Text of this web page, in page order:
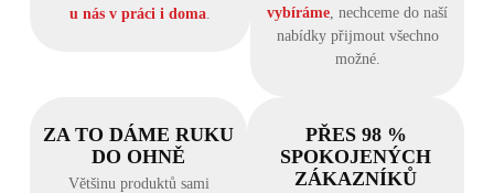
u nás v práci i doma.
vybíráme, nechceme do naší
nabídky přijmout všechno
možné.
ZA TO DÁME RUKU
DO OHNĚ
Většinu produktů sami
PŘES 98 %
SPOKOJENÝCH
ZÁKAZNÍKŮ